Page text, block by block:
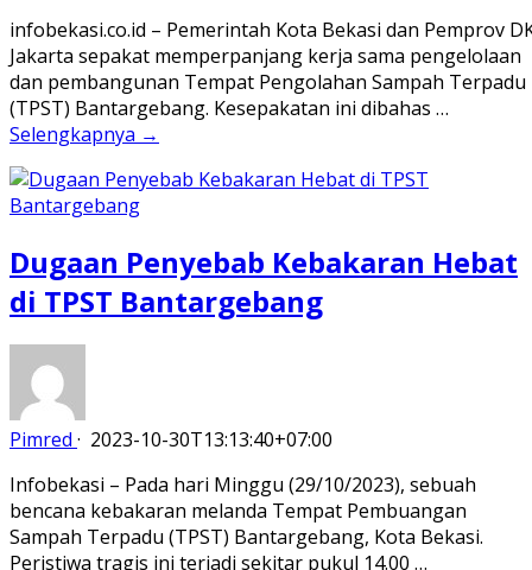
infobekasi.co.id – Pemerintah Kota Bekasi dan Pemprov
Jakarta sepakat memperpanjang kerja sama pengelolaan
dan pembangunan Tempat Pengolahan Sampah Terpadu
(TPST) Bantargebang. Kesepakatan ini dibahas …
Selengkapnya →
Dugaan Penyebab Kebakaran Hebat
di TPST Bantargebang
Pimred · 2023-10-30T13:13:40+07:00
Infobekasi – Pada hari Minggu (29/10/2023), sebuah
bencana kebakaran melanda Tempat Pembuangan
Sampah Terpadu (TPST) Bantargebang, Kota Bekasi.
Peristiwa tragis ini terjadi sekitar pukul 14.00 …